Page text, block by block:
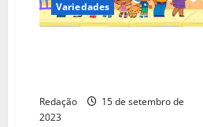
Variedades
Redação
15 de setembro de
2023